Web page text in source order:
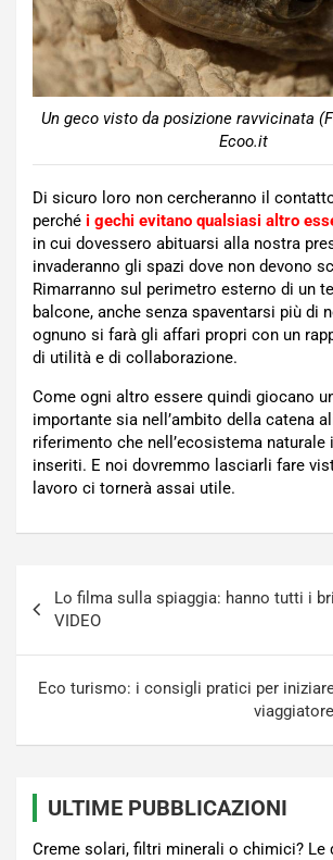
Un geco visto da posizione ravvicinata
Ecoo.it
Di sicuro loro non cercheranno il
perché i gechi evitano qualsiasi altro
in cui dovessero abituarsi alla nostra
invaderanno gli spazi dove non devono
Rimarranno sul perimetro esterno di un
balcone, anche senza spaventarsi più di
ognuno si farà gli affari propri con un
di utilità e di collaborazione.
Come ogni altro essere quindi giocano
importante sia nell’ambito della catena
riferimento che nell’ecosistema naturale
inseriti. E noi dovremmo lasciarli fare
lavoro ci tornerà assai utile.
articoli
Lo filma sulla spiaggia: hanno tutti i
VIDEO
Eco turismo: i consigli pratici per
ULTIME PUBBLICAZIONI
Creme solari, filtri minerali o chimici? Le